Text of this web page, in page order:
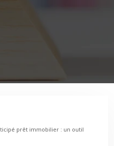
prêt immobilier : un outil